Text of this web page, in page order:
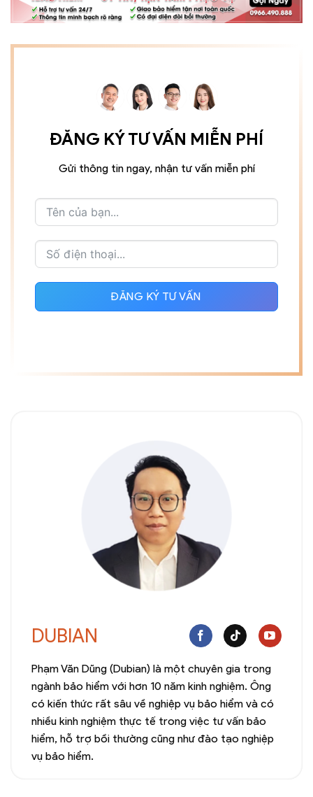
ĐĂNG KÝ TƯ VẤN MIỄN PHÍ
Gửi thông tin ngay, nhận tư vấn miễn phí
ĐĂNG KÝ TƯ VẤN
DUBIAN
Phạm Văn Dũng (Dubian) là một chuyên gia trong
ngành bảo hiểm với hơn 10 năm kinh nghiệm. Ông
có kiến thức rất sâu về nghiệp vụ bảo hiểm và có
nhiều kinh nghiệm thực tế trong việc tư vấn bảo
hiểm, hỗ trợ bồi thường cũng như đào tạo nghiệp
vụ bảo hiểm.